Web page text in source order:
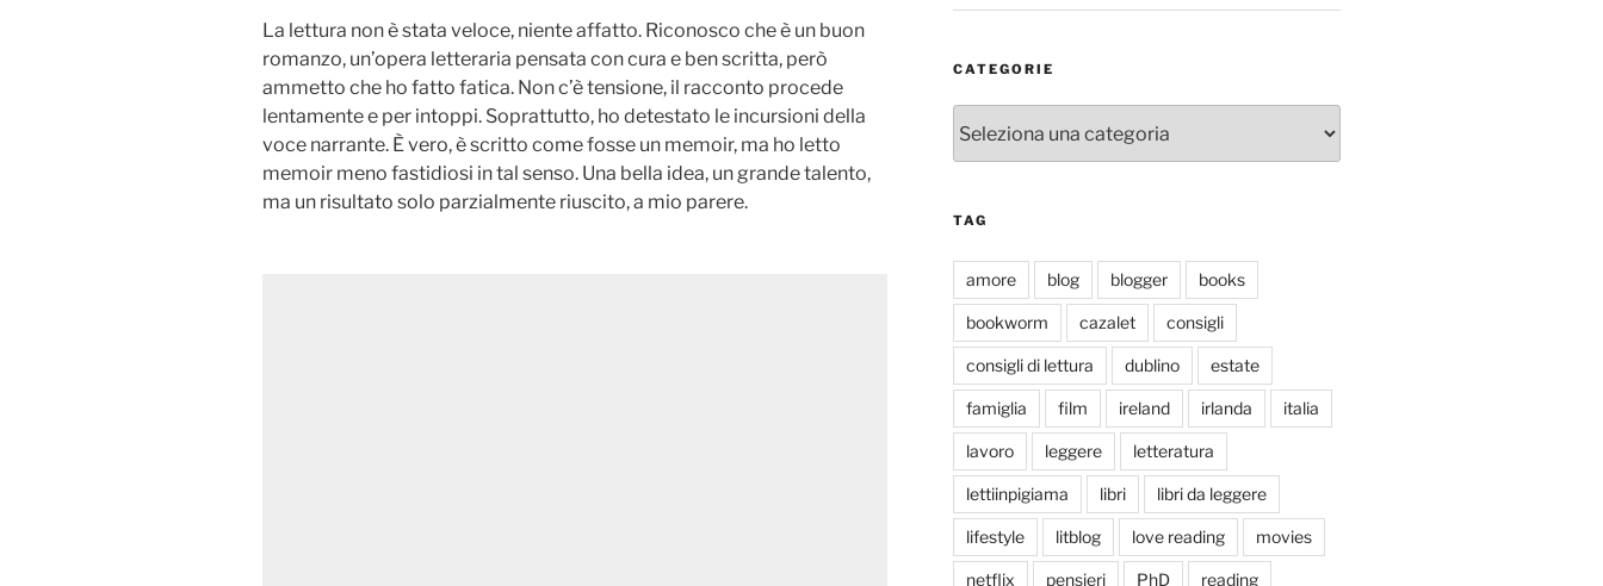
La lettura non è stata veloce, niente affatto. Riconosco che è un buon
romanzo, un’opera letteraria pensata con cura e ben scritta, però
ammetto che ho fatto fatica. Non c’è tensione, il racconto procede
lentamente e per intoppi. Soprattutto, ho detestato le incursioni della
voce narrante. È vero, è scritto come fosse un memoir, ma ho letto
memoir meno fastidiosi in tal senso. Una bella idea, un grande talento,
ma un risultato solo parzialmente riuscito, a mio parere.
CATEGORIE
TAG
amore blog blogger books
bookworm cazalet consigli
consigli di lettura dublino estate
famiglia film ireland irlanda italia
lavoro leggere letteratura
lettiinpigiama libri libri da leggere
lifestyle litblog love reading movies
netflix pensieri PhD reading